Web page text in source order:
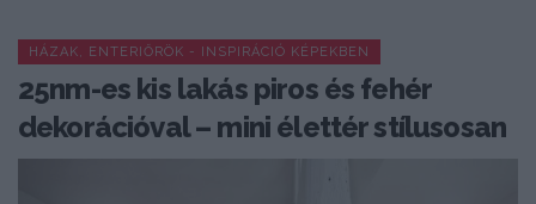
HÁZAK, ENTERIŐRÖK - INSPIRÁCIÓ KÉPEKBEN
25nm-es kis lakás piros és fehér
dekorációval – mini élettér stílusosan